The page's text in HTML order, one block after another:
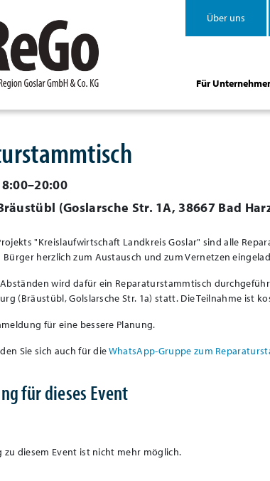
Über uns
Für
(Goslarsche Str. 1A, 38667 Bad
"Kreislaufwirtschaft Landkreis Goslar" sind alle
herzlich zum Austausch und zum Vernetzen
wird dafür ein Reparaturstammtisch
(Bräustübl, Golslarsche Str. 1a) statt. Die Teilnahme ist
für eine bessere Planung.
Sie sich auch für dieWhatsApp-Gruppe zum
für dieses Event
zu diesem Event ist nicht mehr möglich.